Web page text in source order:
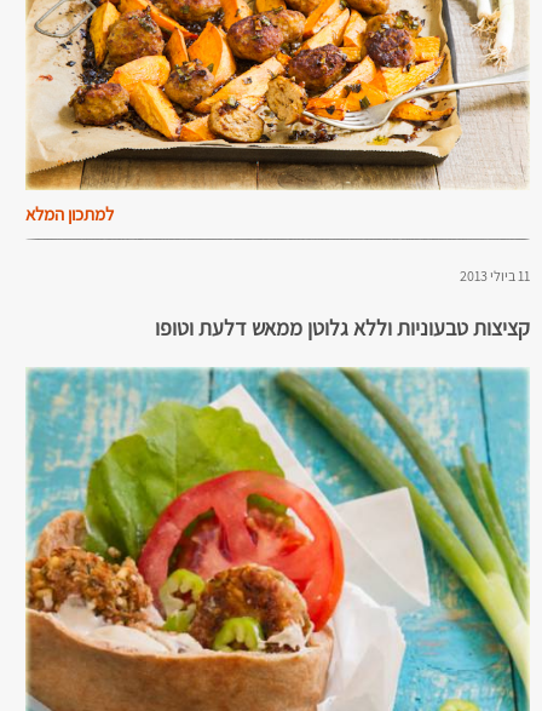
למתכון המלא
11 ביולי 2013
קציצות טבעוניות וללא גלוטן ממאש דלעת וטופו